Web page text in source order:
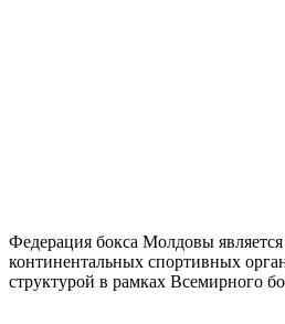
Федерация бокса Молдовы
континентальных спортивных
структурой в рамках Всемирного